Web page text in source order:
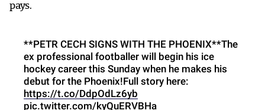
pays.
**PETR CECH SIGNS WITH THE PHOENIX**The
ex professional footballer will begin his ice
hockey career this Sunday when he makes his
debut for the Phoenix!Full story here:
https://t.co/DdpOdLz6yb
pic.twitter.com/kyQuERVBHa